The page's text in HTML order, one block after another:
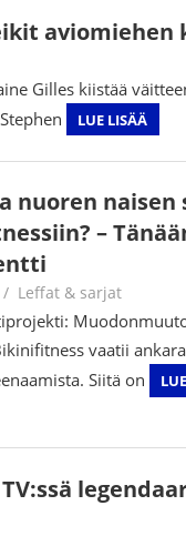
aviomiehen
Gilles kiistää
LUE LISÄÄ
nuoren
–
Jouni Hirn
Leffat & sarjat
vaatii
Siitä on